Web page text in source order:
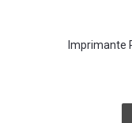
Imprimante